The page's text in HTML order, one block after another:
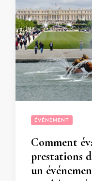
ÉVÉNEMENT
Comment
prestations
un